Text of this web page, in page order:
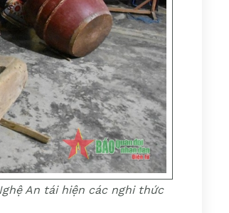
An tái hiện các nghi thức